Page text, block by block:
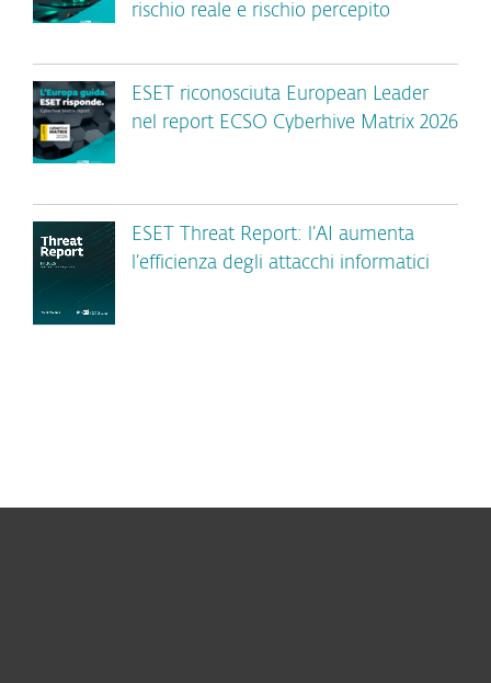
rischio reale e rischio percepito
ESET riconosciuta European Leader
nel report ECSO Cyberhive Matrix 2026
ESET Threat Report: l’AI aumenta
l’efficienza degli attacchi informatici